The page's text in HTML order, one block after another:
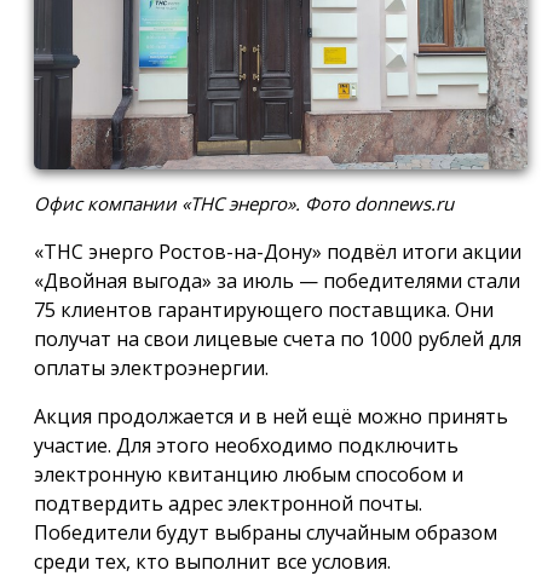
Офис компании «ТНС энерго». Фото donnews.ru
«ТНС энерго Ростов-на-Дону» подвёл итоги акции
«Двойная выгода» за июль — победителями стали
75 клиентов гарантирующего поставщика. Они
получат на свои лицевые счета по 1000 рублей для
оплаты электроэнергии.
Акция продолжается и в ней ещё можно принять
участие. Для этого необходимо подключить
электронную квитанцию любым способом и
подтвердить адрес электронной почты.
Победители будут выбраны случайным образом
среди тех, кто выполнит все условия.